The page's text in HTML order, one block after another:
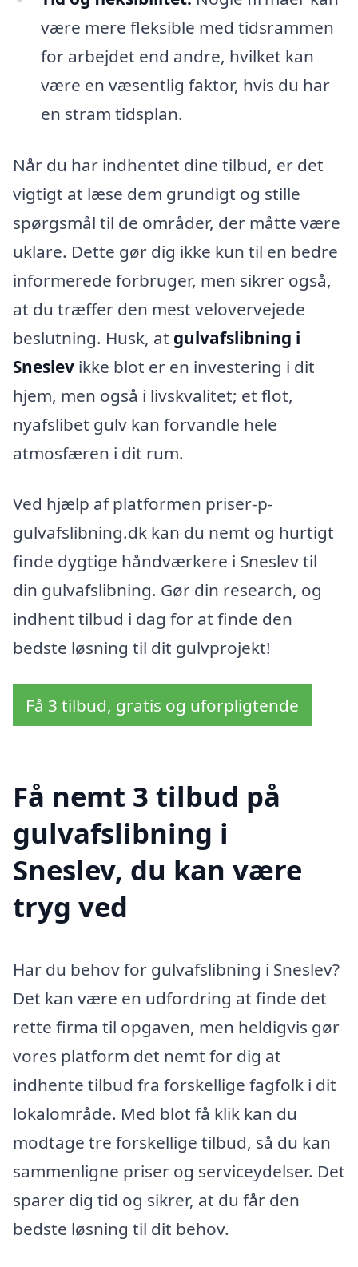
være mere fleksible med tidsrammen
for arbejdet end andre, hvilket kan
være en væsentlig faktor, hvis du har
en stram tidsplan.
Når du har indhentet dine tilbud, er det
vigtigt at læse dem grundigt og stille
spørgsmål til de områder, der måtte være
uklare. Dette gør dig ikke kun til en bedre
informerede forbruger, men sikrer også,
at du træffer den mest velovervejede
beslutning. Husk, at gulvafslibning i
Sneslev ikke blot er en investering i dit
hjem, men også i livskvalitet; et flot,
nyafslibet gulv kan forvandle hele
atmosfæren i dit rum.
Ved hjælp af platformen priser-p-
gulvafslibning.dk kan du nemt og hurtigt
finde dygtige håndværkere i Sneslev til
din gulvafslibning. Gør din research, og
indhent tilbud i dag for at finde den
bedste løsning til dit gulvprojekt!
Få 3 tilbud, gratis og uforpligtende
Få nemt 3 tilbud på
gulvafslibning i
Sneslev, du kan være
tryg ved
Har du behov for gulvafslibning i Sneslev?
Det kan være en udfordring at finde det
rette firma til opgaven, men heldigvis gør
vores platform det nemt for dig at
indhente tilbud fra forskellige fagfolk i dit
lokalområde. Med blot få klik kan du
modtage tre forskellige tilbud, så du kan
sammenligne priser og serviceydelser. Det
sparer dig tid og sikrer, at du får den
bedste løsning til dit behov.